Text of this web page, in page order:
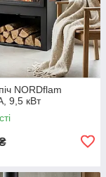
NORDflam
9,5 кВт